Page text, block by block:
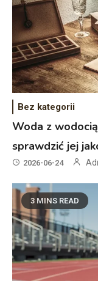
Bez kategorii
Woda z
sprawdzić jej
2026-06-24
3 MINS READ